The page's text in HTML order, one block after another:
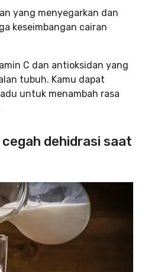
yang menyegarkan dan
keseimbangan cairan
C dan antioksidan yang
tubuh. Kamu dapat
untuk menambah rasa
dehidrasi saat